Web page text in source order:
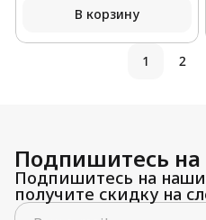
В корзину
1 2
Подпишитесь на
Подпишитесь на
получите скидку на